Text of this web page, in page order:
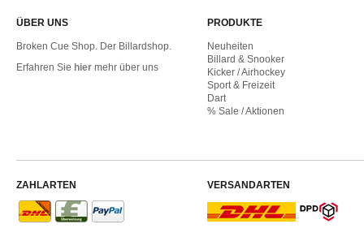
ÜBER UNS
Broken Cue Shop. Der Billardshop.
Erfahren Sie hier mehr über uns
PRODUKTE
Neuheiten
Billard & Snooker
Kicker / Airhockey
Sport & Freizeit
Dart
% Sale / Aktionen
ZAHLARTEN VERSANDARTEN